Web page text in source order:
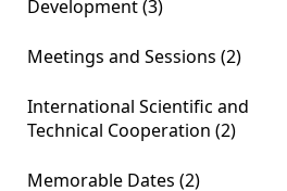
Development (3)
Meetings and Sessions (2)
International Scientific and
Technical Cooperation (2)
Memorable Dates (2)